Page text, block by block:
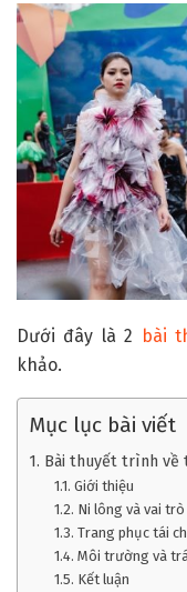
Dưới đây là 2 bài
khảo.
Mục lục bài viết
1. Bài thuyết trình về
1.1. Giới thiệu
1.2. Ni lông và vai
1.3. Trang phục tái
1.4. Môi trường và
1.5. Kết luận